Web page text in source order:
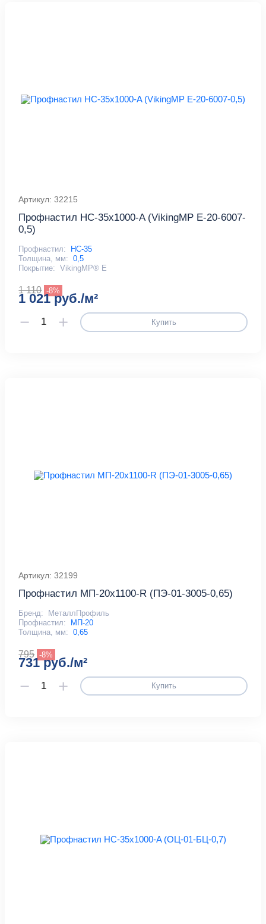
Артикул: 32215
Профнастил НС-35x1000-A (VikingMP E-20-6007-
0,5)
Профнастил:
НС-35
Толщина, мм: 0,5
Покрытие: VikingMP® E
1 110 -8%
1 021 руб./м²
Купить
Артикул: 32199
Профнастил МП-20x1100-R (ПЭ-01-3005-0,65)
Бренд:
МеталлПрофиль
Профнастил:
МП-20
Толщина, мм: 0,65
795 -8%
731 руб./м²
Купить